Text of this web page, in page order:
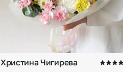
Христина Чигирева